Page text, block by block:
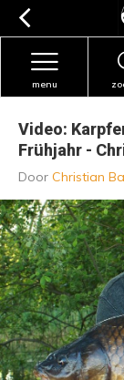
menu
Video:
Frühjahr -
Door Christian